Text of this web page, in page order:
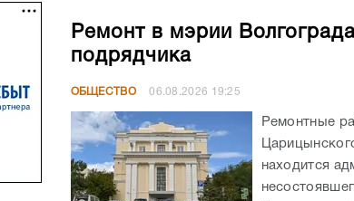
Ремонт в мэрии
подрядчика
ОБЩЕСТВО 06.08.2026 19:25
Ремонтные
находится